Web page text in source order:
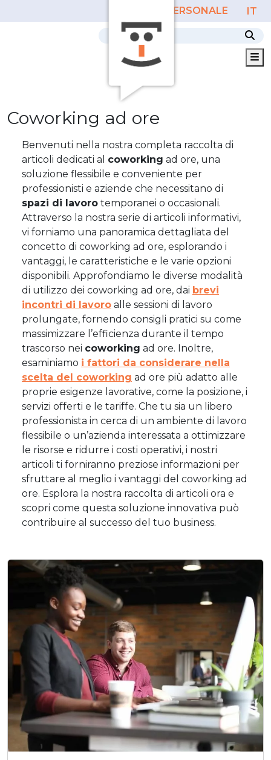
AREA PERSONALE IT
coworking ad ore
Benvenuti nella nostra completa raccolta di
articoli dedicati al coworking ad ore, una
soluzione flessibile e conveniente per
professionisti e aziende che necessitano di
spazi di lavoro temporanei o occasionali.
Attraverso la nostra serie di articoli informativi,
vi forniamo una panoramica dettagliata del
concetto di coworking ad ore, esplorando i
vantaggi, le caratteristiche e le varie opzioni
disponibili. Approfondiamo le diverse modalità
di utilizzo dei coworking ad ore, dai brevi
incontri di lavoro alle sessioni di lavoro
prolungate, fornendo consigli pratici su come
massimizzare l’efficienza durante il tempo
trascorso nei coworking ad ore. Inoltre,
esaminiamo i fattori da considerare nella
scelta del coworking ad ore più adatto alle
proprie esigenze lavorative, come la posizione, i
servizi offerti e le tariffe. Che tu sia un libero
professionista in cerca di un ambiente di lavoro
flessibile o un’azienda interessata a ottimizzare
le risorse e ridurre i costi operativi, i nostri
articoli ti forniranno preziose informazioni per
sfruttare al meglio i vantaggi del coworking ad
ore. Esplora la nostra raccolta di articoli ora e
scopri come questa soluzione innovativa può
contribuire al successo del tuo business.